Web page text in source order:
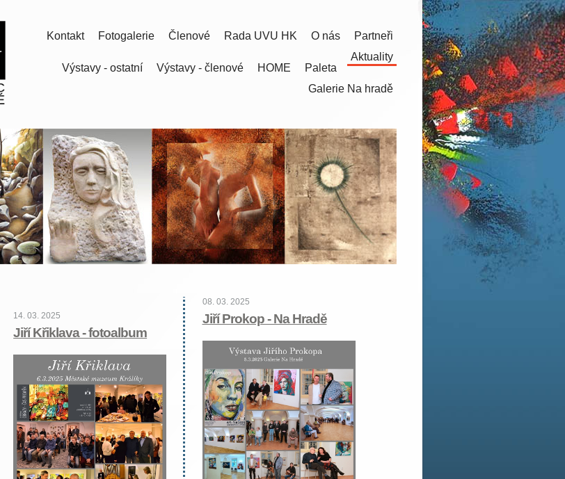
Partneři
O nás
Rada UVU HK
Členové
Fotogalerie
Kontakt
Aktuality
Paleta
HOME
Výstavy - členové
Výstavy - ostatní
Galerie Na hradě
08. 03. 2025
Jiří Prokop - Na Hradě
14. 03. 2025
Jiří Křiklava - fotoalbum